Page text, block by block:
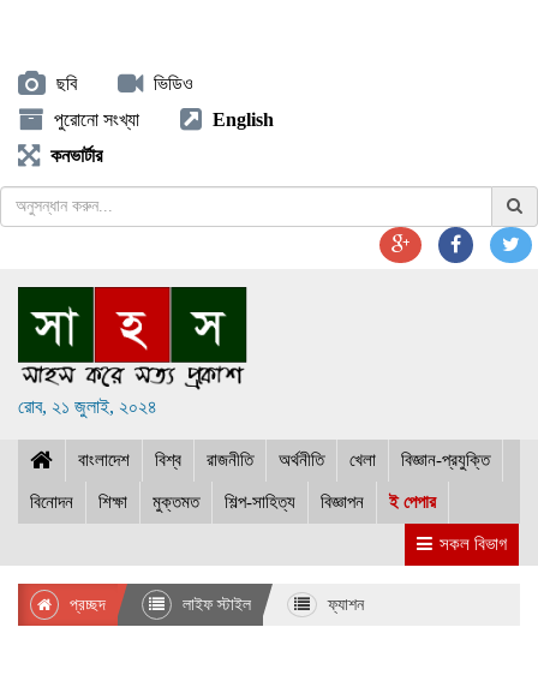
ছবি
ভিডিও
পুরোনো সংখ্যা
English
কনভার্টার
রোব, ২১ জুলাই, ২০২৪
বাংলাদেশ বিশ্ব রাজনীতি অর্থনীতি খেলা বিজ্ঞান-প্রযুক্তি
বিনোদন শিক্ষা মুক্তমত শিল্প-সাহিত্য বিজ্ঞাপন ই পেপার
সকল বিভাগ
প্রচ্ছদ লাইফ স্টাইল ফ্যাশন